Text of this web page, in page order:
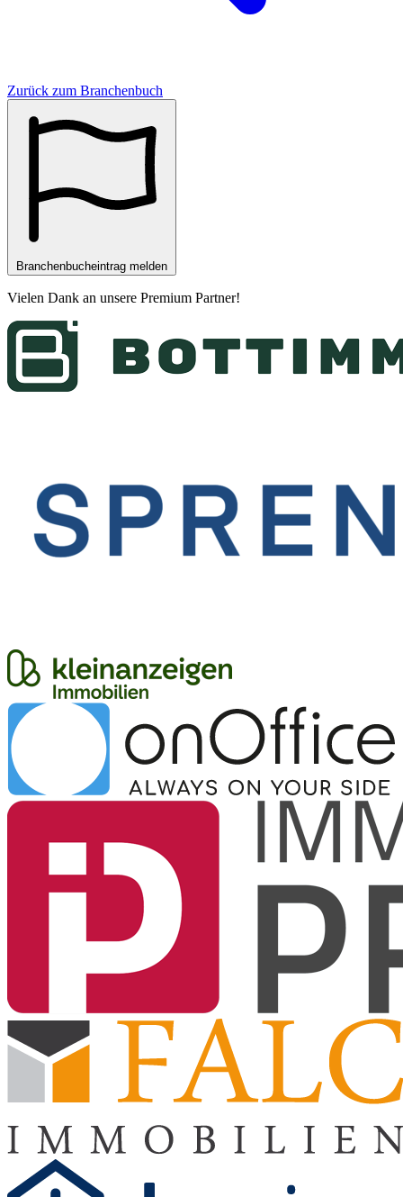
Zurück zum Branchenbuch
Branchenbucheintrag melden
Vielen Dank an unsere Premium Partner!